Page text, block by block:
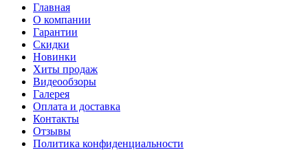
Главная
О компании
Гарантии
Скидки
Новинки
Хиты продаж
Видеообзоры
Галерея
Оплата и доставка
Контакты
Отзывы
Политика конфиденциальности